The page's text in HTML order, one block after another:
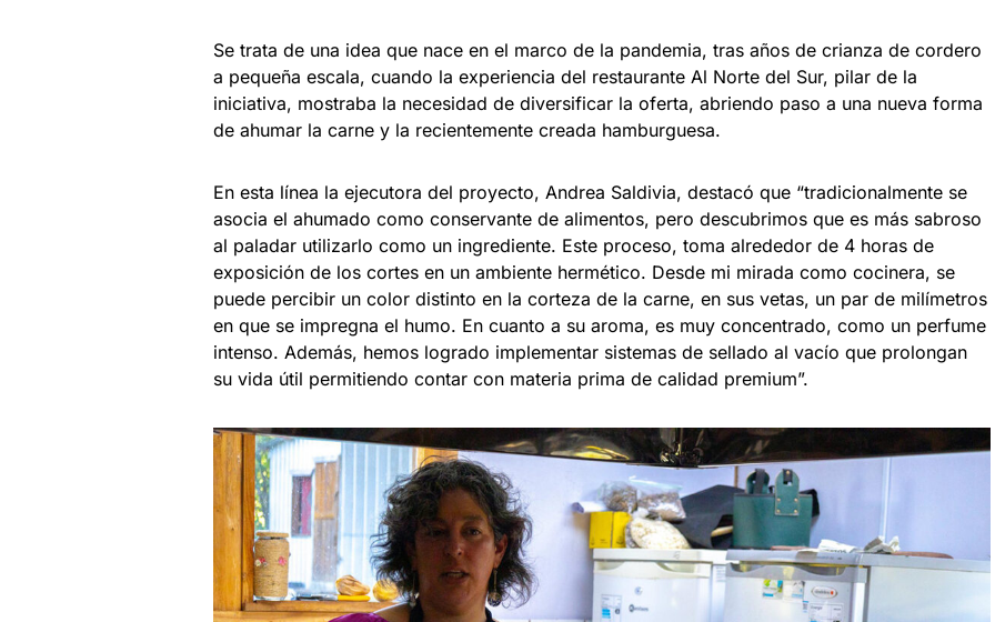
Se trata de una idea que nace en el marco de la pandemia, tras años de crianza de cordero
a pequeña escala, cuando la experiencia del restaurante Al Norte del Sur, pilar de la
iniciativa, mostraba la necesidad de diversificar la oferta, abriendo paso a una nueva forma
de ahumar la carne y la recientemente creada hamburguesa.
En esta línea la ejecutora del proyecto, Andrea Saldivia, destacó que “tradicionalmente se
asocia el ahumado como conservante de alimentos, pero descubrimos que es más sabroso
al paladar utilizarlo como un ingrediente. Este proceso, toma alrededor de 4 horas de
exposición de los cortes en un ambiente hermético. Desde mi mirada como cocinera, se
puede percibir un color distinto en la corteza de la carne, en sus vetas, un par de milímetros
en que se impregna el humo. En cuanto a su aroma, es muy concentrado, como un perfume
intenso. Además, hemos logrado implementar sistemas de sellado al vacío que prolongan
su vida útil permitiendo contar con materia prima de calidad premium”.